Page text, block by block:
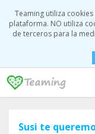
Teaming utiliza
plataforma. NO utiliza
de terceros para la
Susi te